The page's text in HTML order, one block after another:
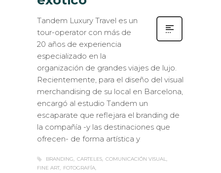
Tandem Luxury Travel es un
tour-operator con más de
20 años de experiencia
especializado en la
organización de grandes viajes de lujo.
Recientemente, para el diseño del visual
merchandising de su local en Barcelona,
encargó al estudio Tandem un
escaparate que reflejara el branding de
la compañía -y las destinaciones que
ofrecen- de forma artística y
BRANDING CARTELES COMUNICACIÓN VISUAL
FINE ART
FOTOGRAFÍA